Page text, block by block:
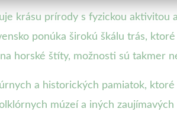
krásu prírody s fyzickou aktivitou
ponúka širokú škálu trás,
horské štíty, možnosti sú takmer
a historických pamiatok,
múzeí a iných